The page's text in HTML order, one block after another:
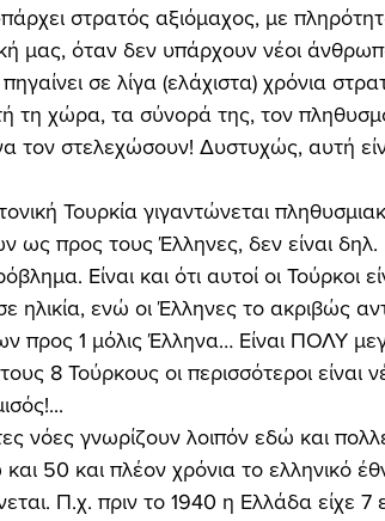
στρατός αξιόμαχος, με
μας, όταν δεν υπάρχουν νέοι
σε λίγα (ελάχιστα) χρόνια
τη χώρα, τα σύνορά της, τον
τον στελεχώσουν! Δυστυχώς, αυτή
Τουρκία γιγαντώνεται
ως προς τους Έλληνες, δεν είναι δηλ.
Είναι και ότι αυτοί οι Τούρκοι
ηλικία, ενώ οι Έλληνες το ακριβώς
προς 1 μόλις Έλληνα… Είναι ΠΟΛΥ
8 Τούρκους οι περισσότεροι είναι
νόες γνωρίζουν λοιπόν εδώ και
50 και πλέον χρόνια το ελληνικό
Π.χ. πριν το 1940 η Ελλάδα είχε 7